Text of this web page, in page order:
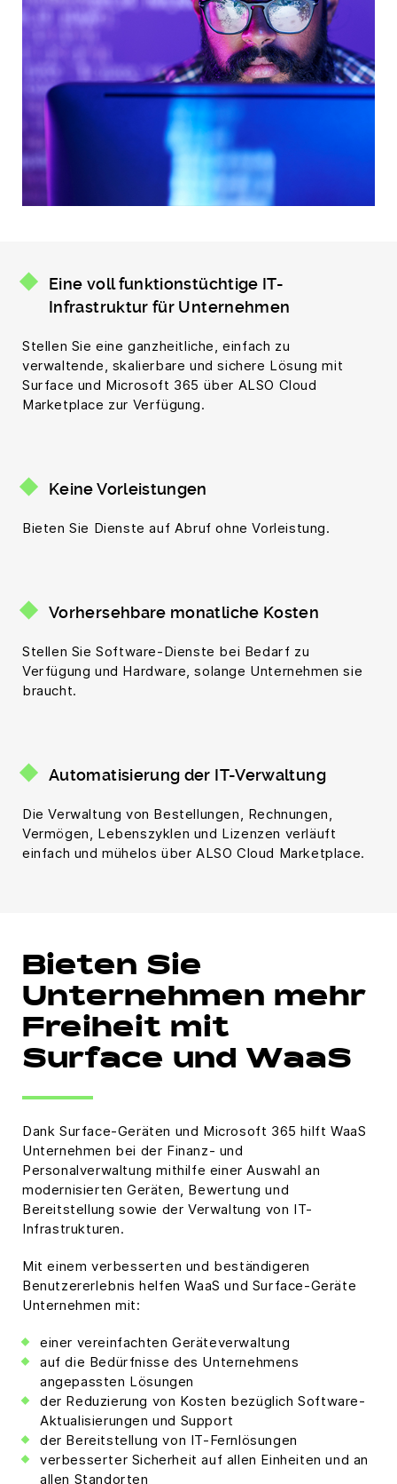
Eine voll funktionstüchtige IT-
Infrastruktur für Unternehmen
Stellen Sie eine ganzheitliche, einfach zu
verwaltende, skalierbare und sichere Lösung mit
Surface und Microsoft 365 über ALSO Cloud
Marketplace zur Verfügung.
Keine Vorleistungen
Bieten Sie Dienste auf Abruf ohne Vorleistung.
Vorhersehbare monatliche Kosten
Stellen Sie Software-Dienste bei Bedarf zu
Verfügung und Hardware, solange Unternehmen sie
braucht.
Automatisierung der IT-Verwaltung
Die Verwaltung von Bestellungen, Rechnungen,
Vermögen, Lebenszyklen und Lizenzen verläuft
einfach und mühelos über ALSO Cloud Marketplace.
Bieten Sie
Unternehmen mehr
Freiheit mit
Surface und WaaS
Dank Surface-Geräten und Microsoft 365 hilft WaaS
Unternehmen bei der Finanz- und
Personalverwaltung mithilfe einer Auswahl an
modernisierten Geräten, Bewertung und
Bereitstellung sowie der Verwaltung von IT-
Infrastrukturen.
Mit einem verbesserten und beständigeren
Benutzererlebnis helfen WaaS und Surface-Geräte
Unternehmen mit:
einer vereinfachten Geräteverwaltung
auf die Bedürfnisse des Unternehmens
angepassten Lösungen
der Reduzierung von Kosten bezüglich Software-
Aktualisierungen und Support
der Bereitstellung von IT-Fernlösungen
verbesserter Sicherheit auf allen Einheiten und an
allen Standorten